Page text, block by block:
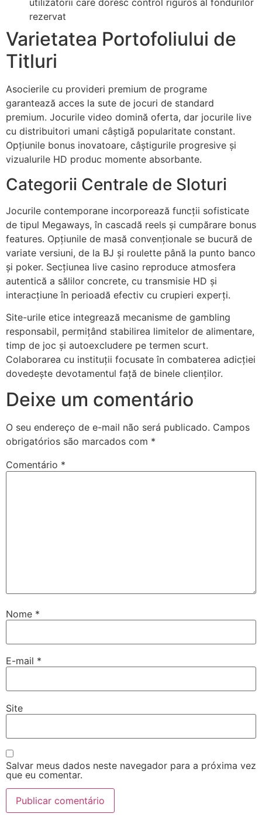
utilizatorii care doresc control riguros al fondurilor
rezervat
Varietatea Portofoliului de
Titluri
Asocierile cu provideri premium de programe
garantează acces la sute de jocuri de standard
premium. Jocurile video domină oferta, dar jocurile live
cu distribuitori umani câștigă popularitate constant.
Opțiunile bonus inovatoare, câștigurile progresive și
vizualurile HD produc momente absorbante.
Categorii Centrale de Sloturi
Jocurile contemporane incorporează funcții sofisticate
de tipul Megaways, în cascadă reels și cumpărare bonus
features. Opțiunile de masă convenționale se bucură de
variate versiuni, de la BJ și roulette până la punto banco
și poker. Secțiunea live casino reproduce atmosfera
autentică a sălilor concrete, cu transmisie HD și
interacțiune în perioadă efectiv cu crupieri experți.
Site-urile etice integrează mecanisme de gambling
responsabil, permițând stabilirea limitelor de alimentare,
timp de joc și autoexcludere pe termen scurt.
Colaborarea cu instituții focusate în combaterea adicției
dovedește devotamentul față de binele clienților.
Deixe um comentário
O seu endereço de e-mail não será publicado. Campos
obrigatórios são marcados com *
Comentário *
Nome *
E-mail *
Site
Salvar meus dados neste navegador para a próxima vez
que eu comentar.